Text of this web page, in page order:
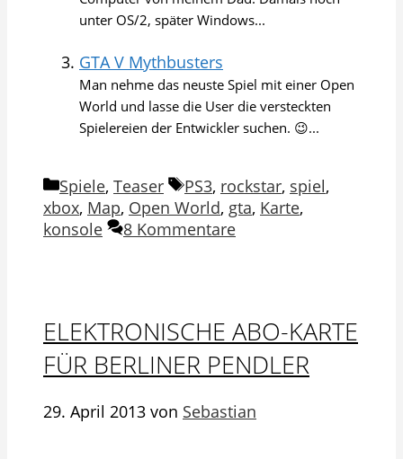
unter OS/2, später Windows...
GTA V Mythbusters
Man nehme das neuste Spiel mit einer Open
World und lasse die User die versteckten
Spielereien der Entwickler suchen. 😉...
Kategorien
Spiele, Teaser Schlagwörter
PS3, rockstar, spiel,
xbox, Map, Open World, gta, Karte,
konsole
8 Kommentare
ELEKTRONISCHE ABO-KARTE
FÜR BERLINER PENDLER
29. April 2013 von Sebastian